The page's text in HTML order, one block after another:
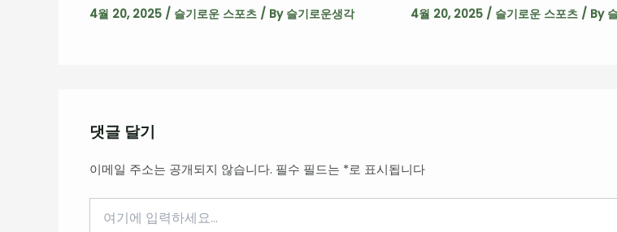
4월 20, 2025 / 슬기로운 스포츠/ By 슬기로운생각 4월 20, 2025 / 슬기로운 스포츠/ By
댓글 달기
이메일 주소는 공개되지 않습니다. 필수 필드는 *로 표시됩니다